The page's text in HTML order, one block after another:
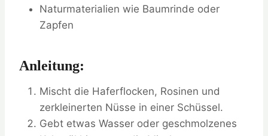
Naturmaterialien wie Baumrinde oder
Zapfen
Anleitung:
Mischt die Haferflocken, Rosinen und
zerkleinerten Nüsse in einer Schüssel.
Gebt etwas Wasser oder geschmolzenes